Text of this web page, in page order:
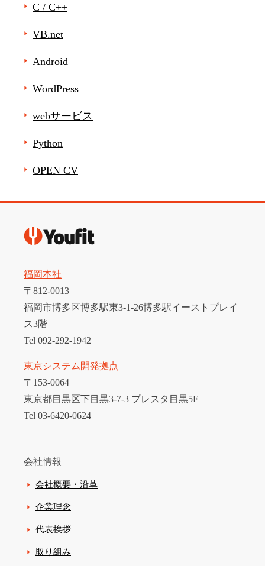
C / C++
VB.net
Android
WordPress
webサービス
Python
OPEN CV
福岡本社
〒812-0013
福岡市博多区博多駅東3-1-26博多駅イーストプレイ
ス3階
Tel 092-292-1942
東京システム開発拠点
〒153-0064
東京都目黒区下目黒3-7-3 プレスタ目黒5F
Tel 03-6420-0624
会社情報
会社概要・沿革
企業理念
代表挨拶
取り組み